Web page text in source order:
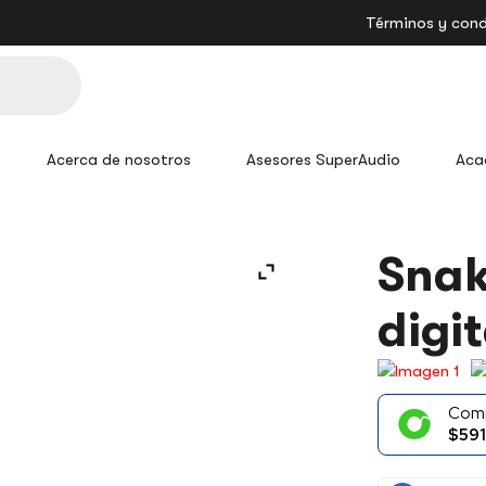
Términos y
Acerca de nosotros Asesores SuperAudio
SNAKE
S32
BEHRINGER
DIGITAL
32
ENTRADAS
CANTIDAD